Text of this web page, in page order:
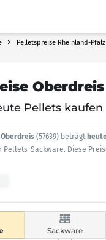
Pelletspreise Rheinland-Pfalz
Pellets kaufen
(57639) beträgt
Pellets-Sackware. Diese
Sackware